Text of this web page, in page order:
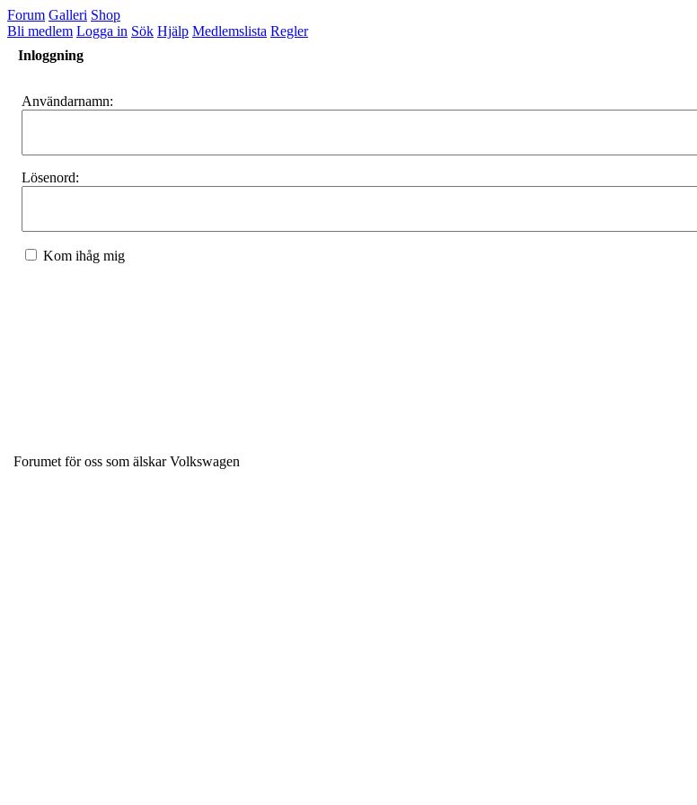
Forum Galleri Shop
Bli medlem Logga in Sök Hjälp Medlemslista Regler
Inloggning
Användarnamn:
Lösenord:
Kom ihåg mig
Forumet för oss som älskar Volkswagen